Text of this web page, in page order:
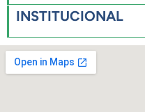
INSTITUCIONAL